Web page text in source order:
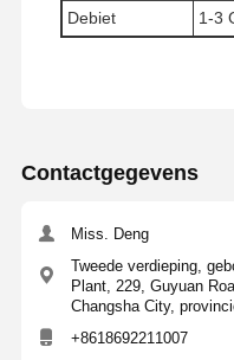
Verbrauchsmateriaal
Debiet
1-3
Contactgegevens
Miss. Deng
Tweede verdieping,
Plant, 229, Guyuan
Changsha City,
+8618692211007